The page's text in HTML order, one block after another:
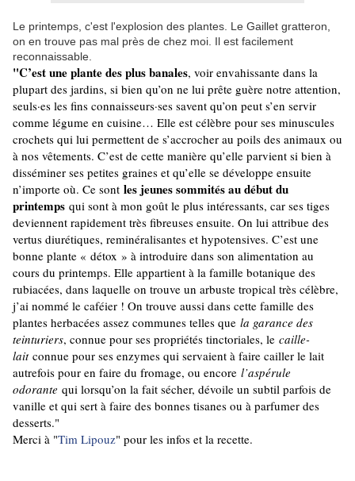
Le printemps, c'est l'explosion des plantes. Le Gaillet gratteron,
on en trouve pas mal près de chez moi. Il est facilement
reconnaissable.
"C’est une plante des plus banales, voir envahissante dans la
plupart des jardins, si bien qu’on ne lui prête guère notre attention,
seuls·es les fins connaisseurs·ses savent qu’on peut s’en servir
comme légume en cuisine… Elle est célèbre pour ses minuscules
crochets qui lui permettent de s’accrocher au poils des animaux ou
à nos vêtements. C’est de cette manière qu’elle parvient si bien à
disséminer ses petites graines et qu’elle se développe ensuite
n’importe où. Ce sont les jeunes sommités au début du
printemps qui sont à mon goût le plus intéressants, car ses tiges
deviennent rapidement très fibreuses ensuite. On lui attribue des
vertus diurétiques, reminéralisantes et hypotensives. C’est une
bonne plante « détox » à introduire dans son alimentation au
cours du printemps. Elle appartient à la famille botanique des
rubiacées, dans laquelle on trouve un arbuste tropical très célèbre,
j’ai nommé le caféier ! On trouve aussi dans cette famille des
plantes herbacées assez communes telles que la garance des
teinturiers, connue pour ses propriétés tinctoriales, le caille-
lait connue pour ses enzymes qui servaient à faire cailler le lait
autrefois pour en faire du fromage, ou encore l’aspérule
odorante qui lorsqu’on la fait sécher, dévoile un subtil parfois de
vanille et qui sert à faire des bonnes tisanes ou à parfumer des
desserts."
Merci à "Tim Lipouz" pour les infos et la recette.